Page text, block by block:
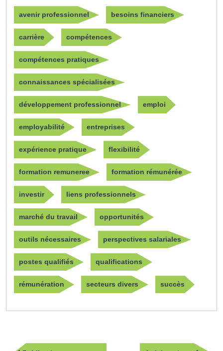
avenir professionnel besoins financiers
carrière compétences
compétences pratiques
connaissances spécialisées
développement professionnel emploi
employabilité entreprises
expérience pratique flexibilité
formation remuneree formation rémunérée
investir liens professionnels
marché du travail opportunités
outils nécessaires perspectives salariales
postes qualifiés qualifications
rémunération secteurs divers succès
Navigation